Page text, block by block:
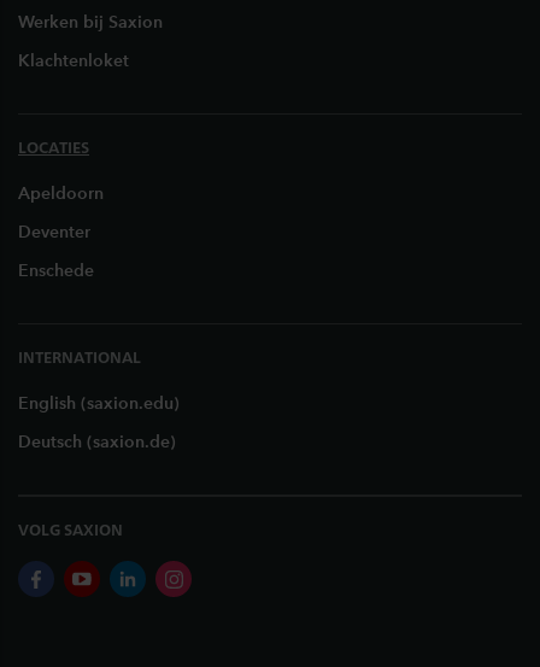
Werken bij Saxion
Klachtenloket
LOCATIES
Apeldoorn
Deventer
Enschede
INTERNATIONAL
English (saxion.edu)
Deutsch (saxion.de)
VOLG SAXION
facebookyoutubelinkedininstagram